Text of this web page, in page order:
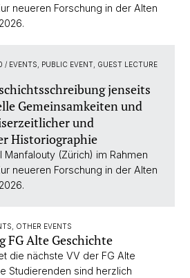
neueren Forschung in der Alten
/ EVENTS, PUBLIC EVENT, GUEST LECTURE
jenseits
Gemeinsamkeiten und
und
Historiographie
Manfalouty (Zürich) im Rahmen
neueren Forschung in der Alten
OTHER EVENTS
FG Alte Geschichte
die nächste VV der FG Alte
Studierenden sind herzlich